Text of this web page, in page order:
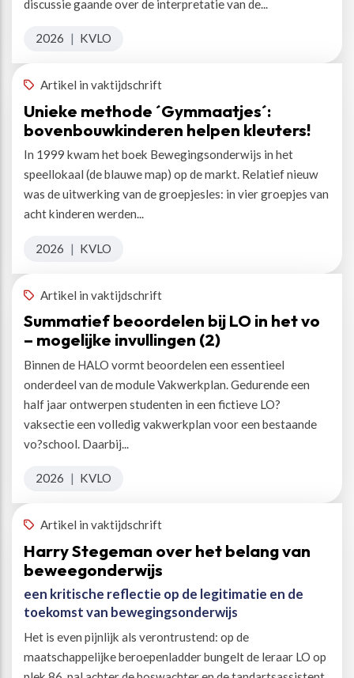
discussie gaande over de interpretatie van de...
2026 | KVLO
Artikel in vaktijdschrift
Unieke methode ´Gymmaatjes´:
bovenbouwkinderen helpen kleuters!
In 1999 kwam het boek Bewegingsonderwijs in het
speellokaal (de blauwe map) op de markt. Relatief nieuw
was de uitwerking van de groepjesles: in vier groepjes van
acht kinderen werden...
2026 | KVLO
Artikel in vaktijdschrift
Summatief beoordelen bij LO in het vo
– mogelijke invullingen (2)
Binnen de HALO vormt beoordelen een essentieel
onderdeel van de module Vakwerkplan. Gedurende een
half jaar ontwerpen studenten in een fictieve LO?
vaksectie een volledig vakwerkplan voor een bestaande
vo?school. Daarbij...
2026 | KVLO
Artikel in vaktijdschrift
Harry Stegeman over het belang van
beweegonderwijs
een kritische reflectie op de legitimatie en de
toekomst van bewegingsonderwijs
Het is even pijnlijk als verontrustend: op de
maatschappelijke beroepenladder bungelt de leraar LO op